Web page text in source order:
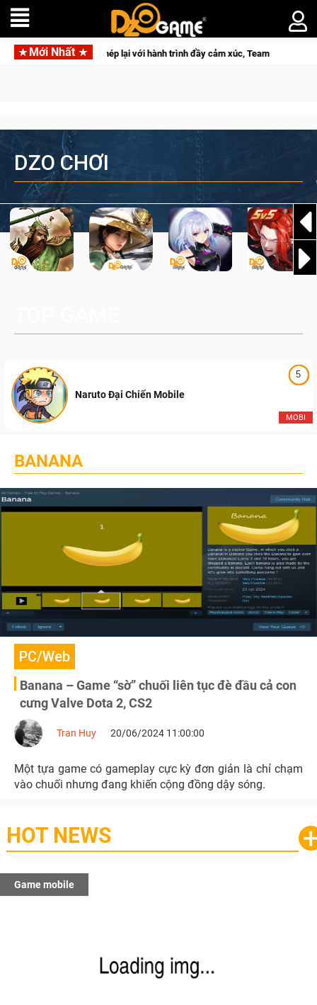
Mới Nhất
2026 Mùa 2 khép lại với hành trình đầy cảm xúc, Team Falcons lên ngôi
DZO CHƠI
5
MOBI
Naruto Đại Chiến Mobile
BANANA
PC/Web
Banana – Game “sờ” chuối liên tục đè đầu cả con
cưng Valve Dota 2, CS2
Tran Huy 20/06/2024 11:00:00
Một tựa game có gameplay cực kỳ đơn giản là chỉ chạm
vào chuối nhưng đang khiến cộng đồng dậy sóng.
HOT NEWS
Game mobile